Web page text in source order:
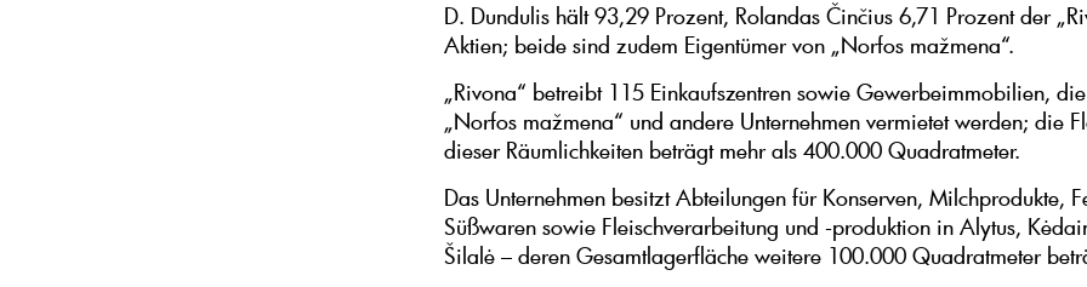
D. Dundulis hält 93,29 Prozent, Rolandas Činčius 6,71 Prozent der
Aktien; beide sind zudem Eigentümer von „Norfos mažmena“.
„Rivona“ betreibt 115 Einkaufszentren sowie Gewerbeimmobilien,
„Norfos mažmena“ und andere Unternehmen vermietet werden; die
dieser Räumlichkeiten beträgt mehr als 400.000 Quadratmeter.
Das Unternehmen besitzt Abteilungen für Konserven, Milchprodukte,
Süßwaren sowie Fleischverarbeitung und -produktion in Alytus,
Šilalė – deren Gesamtlagerfläche weitere 100.000 Quadratmeter